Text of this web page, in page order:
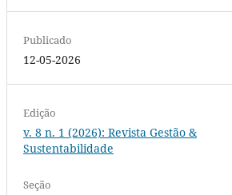
Publicado
12-05-2026
Edição
v. 8 n. 1 (2026): Revista Gestão &
Sustentabilidade
Seção